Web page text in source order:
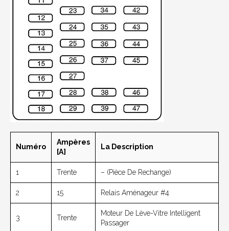
Numéro
Ampères
[A]
La Description
1 Trente – (pièce De Rechange)
2 15 Relais Aménageur #4
3 Trente
Moteur De Lève-Vitre Intelligent
Passager